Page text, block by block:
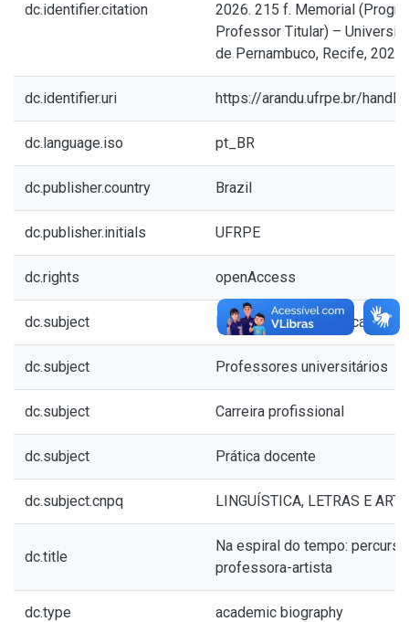
dc.identifier.citation
2026. 215 f. Memorial
Professor Titular) –
de Pernambuco, Recife, 2026.
dc.identifier.uri https://arandu.ufrpe.br/
dc.language.iso pt_BR
dc.publisher.country Brazil
dc.publisher.initials UFRPE
dc.rights openAccess
dc.subject Memória autobiográfica
dc.subject Professores universitários
dc.subject Carreira profissional
dc.subject Prática docente
dc.subject.cnpq LINGUÍSTICA, LETRAS E
dc.title
Na espiral do tempo:
professora-artista
dc.type academic biography